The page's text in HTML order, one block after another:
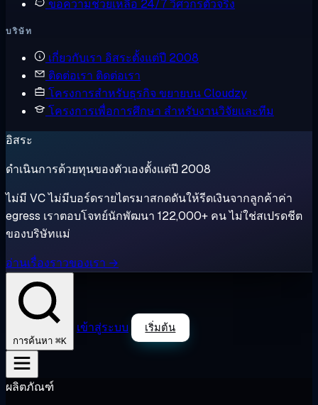
ขอความช่วยเหลือ 24/7 วิศวกรตัวจริง
บริษัท
เกี่ยวกับเรา อิสระตั้งแต่ปี 2008
ติดต่อเรา ติดต่อเรา
โครงการสำหรับธุรกิจ ขยายบน Cloudzy
โครงการเพื่อการศึกษา สำหรับงานวิจัยและทีม
อิสระ
ดำเนินการด้วยทุนของตัวเองตั้งแต่ปี 2008
ไม่มี VC ไม่มีบอร์ดรายไตรมาสกดดันให้รีดเงินจากลูกค้าค่า
egress เราตอบโจทย์นักพัฒนา 122,000+ คน ไม่ใช่สเปรดชีต
ของบริษัทแม่
อ่านเรื่องราวของเรา →
การค้นหา ⌘K
เข้าสู่ระบบ เริ่มต้น
ผลิตภัณฑ์